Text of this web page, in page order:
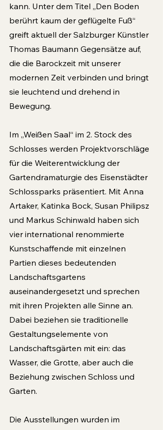
kann. Unter dem Titel „Den Boden
berührt kaum der geflügelte Fuß“
greift aktuell der Salzburger Künstler
Thomas Bau­mann Gegensätze auf,
die die Barockzeit mit unserer
modernen Zeit verbinden und bringt
sie leuchtend und drehend in
Bewegung.
Im „Weißen Saal“ im 2. Stock des
Schlosses werden Projektvorschläge
für die Weiter­entwicklung der
Gartendramaturgie des Eisenstädter
Schlossparks präsentiert. Mit Anna
Artaker, Katinka Bock, Susan Philipsz
und Markus Schinwald haben sich
vier in­ternational renommierte
Kunstschaffende mit einzelnen
Partien dieses bedeutenden
Landschaftsgartens
auseinandergesetzt und sprechen
mit ihren Projekten alle Sinne an.
Dabei beziehen sie traditionelle
Gestaltungs­elemente von
Landschaftsgärten mit ein: das
Wasser, die Grotte, aber auch die
Beziehung zwischen Schloss und
Garten.
Die Ausstellungen wurden im